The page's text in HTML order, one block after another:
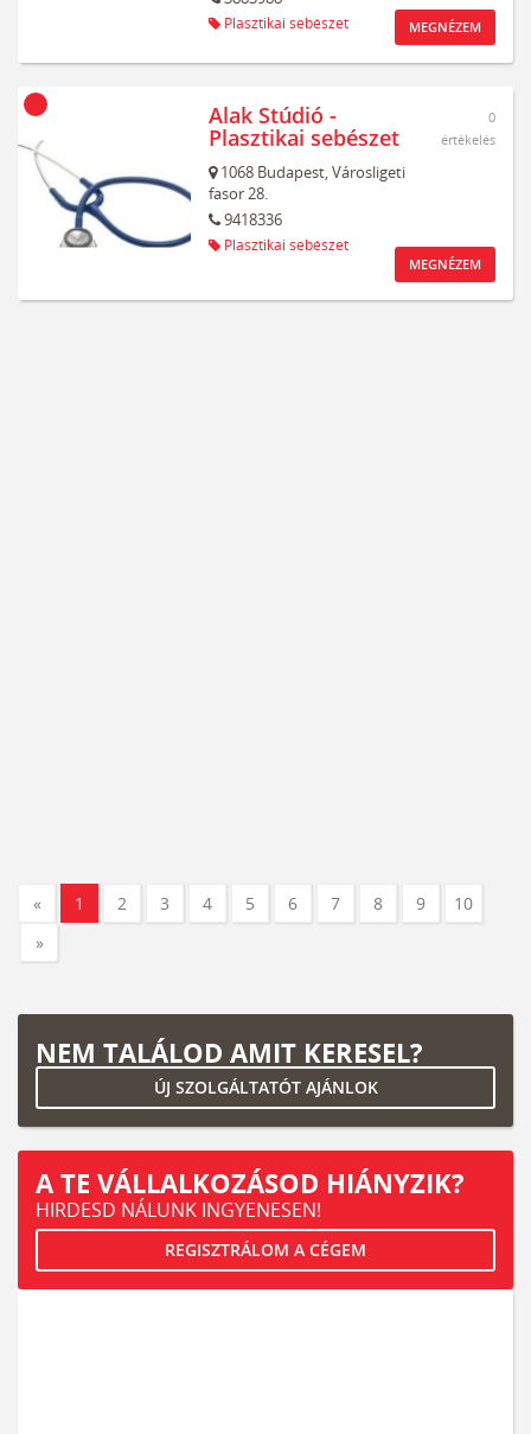
Plasztikai sebészet MEGNÉZEM
Alak Stúdió -
Plasztikai sebészet
1068 Budapest,Városligeti
fasor 28.
9418336
Plasztikai sebészet
0
értékelés
MEGNÉZEM
« 1 2 3 4 5 6 7 8 9
10
»
NEM TALÁLOD AMIT KERESEL?
ÚJ SZOLGÁLTATÓT AJÁNLOK
A TE VÁLLALKOZÁSOD HIÁNYZIK?
HIRDESD NÁLUNK INGYENESEN!
REGISZTRÁLOM A CÉGEM